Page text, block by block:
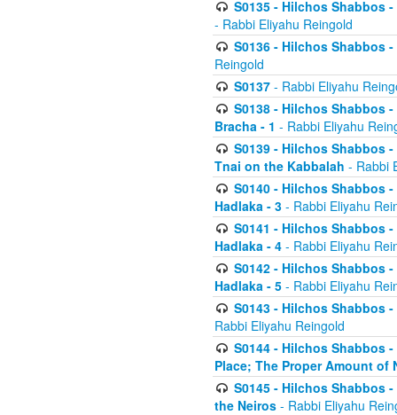
S0135 - Hilchos Shabbos
- Rabbi Eliyahu Reingold
S0136 - Hilchos Shabbos
Reingold
S0137- Rabbi Eliyahu
S0138 - Hilchos Shabbos
Bracha - 1 - Rabbi Eliyahu
S0139 - Hilchos Shabbos
Tnai on the Kabbalah - Rabbi
S0140 - Hilchos Shabbos
Hadlaka - 3 - Rabbi Eliyahu
S0141 - Hilchos Shabbos
Hadlaka - 4 - Rabbi Eliyahu
S0142 - Hilchos Shabbos
Hadlaka - 5 - Rabbi Eliyahu
S0143 - Hilchos Shabbos
Rabbi Eliyahu Reingold
S0144 - Hilchos Shabbos
Place; The Proper Amount of
S0145 - Hilchos Shabbos
the Neiros - Rabbi Eliyahu